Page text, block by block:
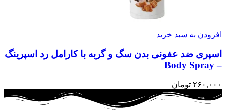
افزودن به سبد خرید
اسپری ضد عفونی بدن سگ و گربه با کارامل رد اسپرینگ
– Body Spray
۲۶۰,۰۰۰ تومان